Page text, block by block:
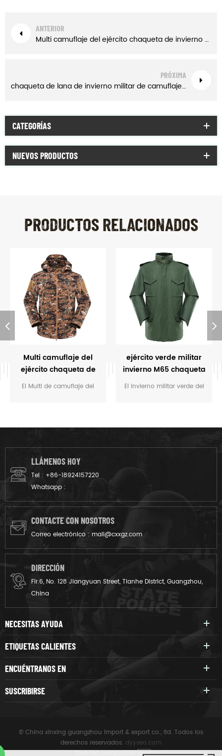
ANTERIOR
Multi camuflaje del ejército chaqueta de invierno para la formación
PRÓXIMA
chaqueta de lana de invierno militar de camuflaje digital
CATEGORÍAS
NUEVOS PRODUCTOS
PRODUCTOS RELACIONADOS
Multi camuflaje del
ejército chaqueta de
invierno para la
El Multi de camuflaje del
la formación. El principal
material es 100% poliéster, el
proceso de tejido es el
ejército verde militar
invierno M65 chaqueta
parka
El invierno militar verde del
muchas ventajas como
LLÁMENOS HOY
Tel : +86-18924157220
Whatsapp :
CONTACTE CON NOSOTROS
Correo electrónico : mail@cxxgz.com
DIRECCIÓN
Flr.6, No. 128 Jiangyuan Street, Tianhe District, Guangzhou,
China
NECESITAS AYUDA
ETIQUETAS CALIENTES
ENCUÉNTRANOS EN
SUSCRIBIRSE
© China xinxing guangzhou import & export co., ltd. Todos los
derechos reservados. dyyseo.com
IPV6